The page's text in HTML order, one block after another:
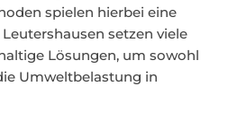
spielen hierbei eine
setzen viele
Lösungen, um sowohl
Umweltbelastung in